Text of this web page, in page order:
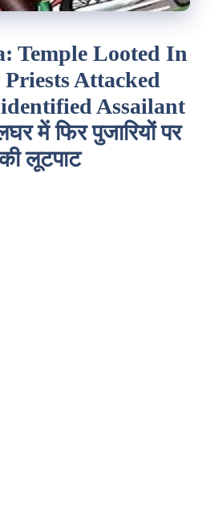
Temple Looted In
Attacked
Assailant
में फिर पुजारियों पर
लूटपाट